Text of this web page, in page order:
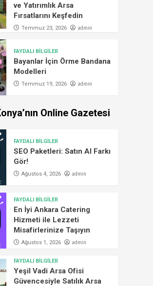
ve Yatırımlık Arsa
Fırsatlarını Keşfedin
Temmuz 23, 2026 admin
FAYDALI BİLGİLER
Bayanlar İçin Örme Bandana
Modelleri
Temmuz 19, 2026 admin
Online Gazetesi
FAYDALI BİLGİLER
SEO Paketleri: Satın Al Farkı
Gör!
Ağustos 4, 2026 admin
FAYDALI BİLGİLER
En İyi Ankara Catering
Hizmeti ile Lezzeti
Misafirlerinize Taşıyın
Ağustos 1, 2026 admin
FAYDALI BİLGİLER
Yeşil Vadi Arsa Ofisi
Güvencesiyle Satılık Arsa